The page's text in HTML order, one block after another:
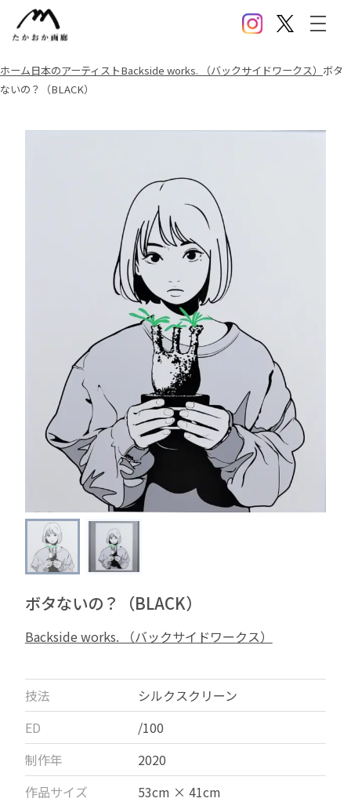
InstagramX(Twitter)
メニ
ホーム日本のアーティストBackside works. （バックサイドワークス） ボタ
ないの？（BLACK）
ボタないの？（BLACK）
Backside works. （バックサイドワークス）
技法
シルクスクリーン
ED
/100
制作年
2020
作品サイズ
53cm × 41cm